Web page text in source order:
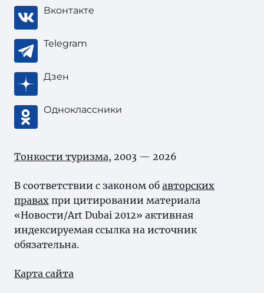
Вконтакте
Telegram
Дзен
Одноклассники
Тонкости туризма, 2003 — 2026
В соответствии с законом об авторских
правах при цитировании материала
«Новости/Art Dubai 2012» активная
индексируемая ссылка на источник
обязательна.
Карта сайта